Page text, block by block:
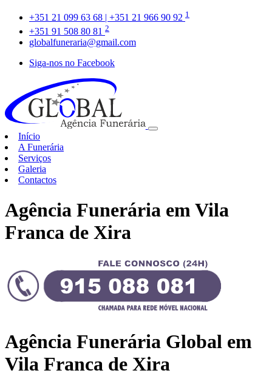
+351 21 099 63 68 | +351 21 966 90 92 1
+351 91 508 80 81 2
globalfuneraria@gmail.com
Siga-nos no Facebook
Início
A Funerária
Serviços
Galeria
Contactos
Agência Funerária em Vila
Franca de Xira
Agência Funerária Global em
Vila Franca de Xira